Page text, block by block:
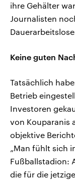
ihre Gehälter
Journalisten
Keine guten
Tatsächlich
Betrieb
Investoren
von Kouparanis
objektive
„Man fühlt sich
Fußballstadion:
die für die